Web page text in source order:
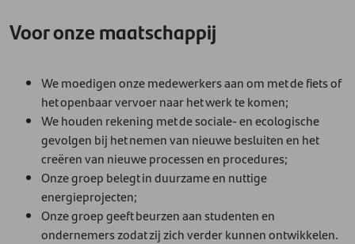
Voor onze maatschappij
We moedigen onze medewerkers aan om met de fiets of
het openbaar vervoer naar het werk te komen;
We houden rekening met de sociale- en ecologische
gevolgen bij het nemen van nieuwe besluiten en het
creëren van nieuwe processen en procedures;
Onze groep belegt in duurzame en nuttige
energieprojecten;
Onze groep geeft beurzen aan studenten en
ondernemers zodat zij zich verder kunnen ontwikkelen.